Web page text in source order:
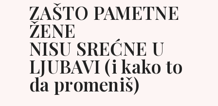
ZAŠTO PAMETNE
ŽENE
NISU SREĆNE U
LJUBAVI (i kako to
da promeniš)